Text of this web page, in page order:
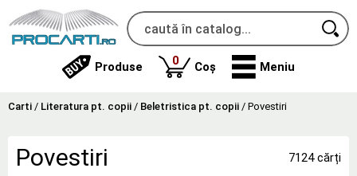
Produse 0produse
Coș Meniu
Carti / Literatura pt. copii / Beletristica pt. copii / Povestiri
Povestiri 7124 cărți